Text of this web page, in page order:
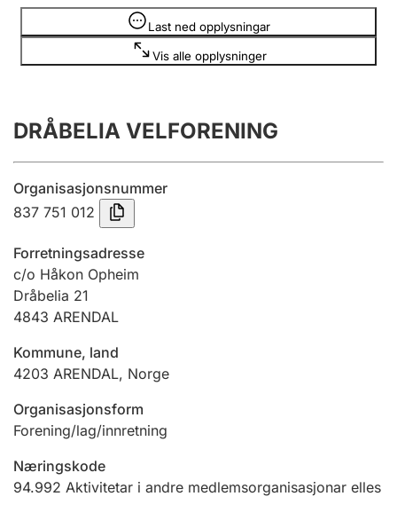
Registrere, endre, slette
Innsending og forseinkingsgebyr
Tinglysing
Jeger
Betaling og jegeravgiftskort
Ektepaktrettleiaren
Last ned opplysningar
Vis alle opplysninger
Opplysninger er skjult
DRÅBELIA VELFORENING
Organisasjonsnummer
837 751 012
Forretningsadresse
c/o Håkon Opheim
Dråbelia 21
4843 ARENDAL
Kommune, land
4203 ARENDAL, Norge
Organisasjonsform
Forening/lag/innretning
Næringskode
94.992 Aktivitetar i andre medlemsorganisasjonar elles